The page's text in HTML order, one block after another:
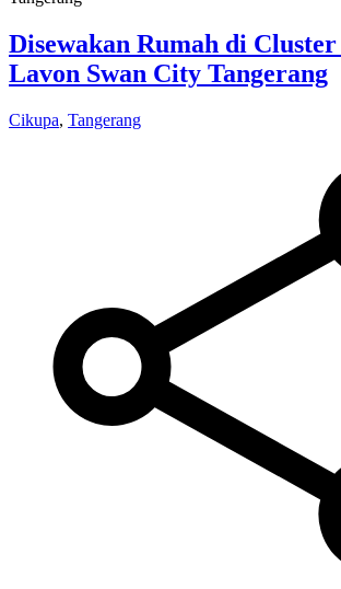
Disewakan Rumah di
Lavon Swan City Tangerang
Cikupa, Tangerang